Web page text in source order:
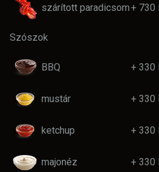
szárított paradicsom+ 730
Szószok
BBQ + 330
mustár + 330
ketchup + 330
majonéz + 330